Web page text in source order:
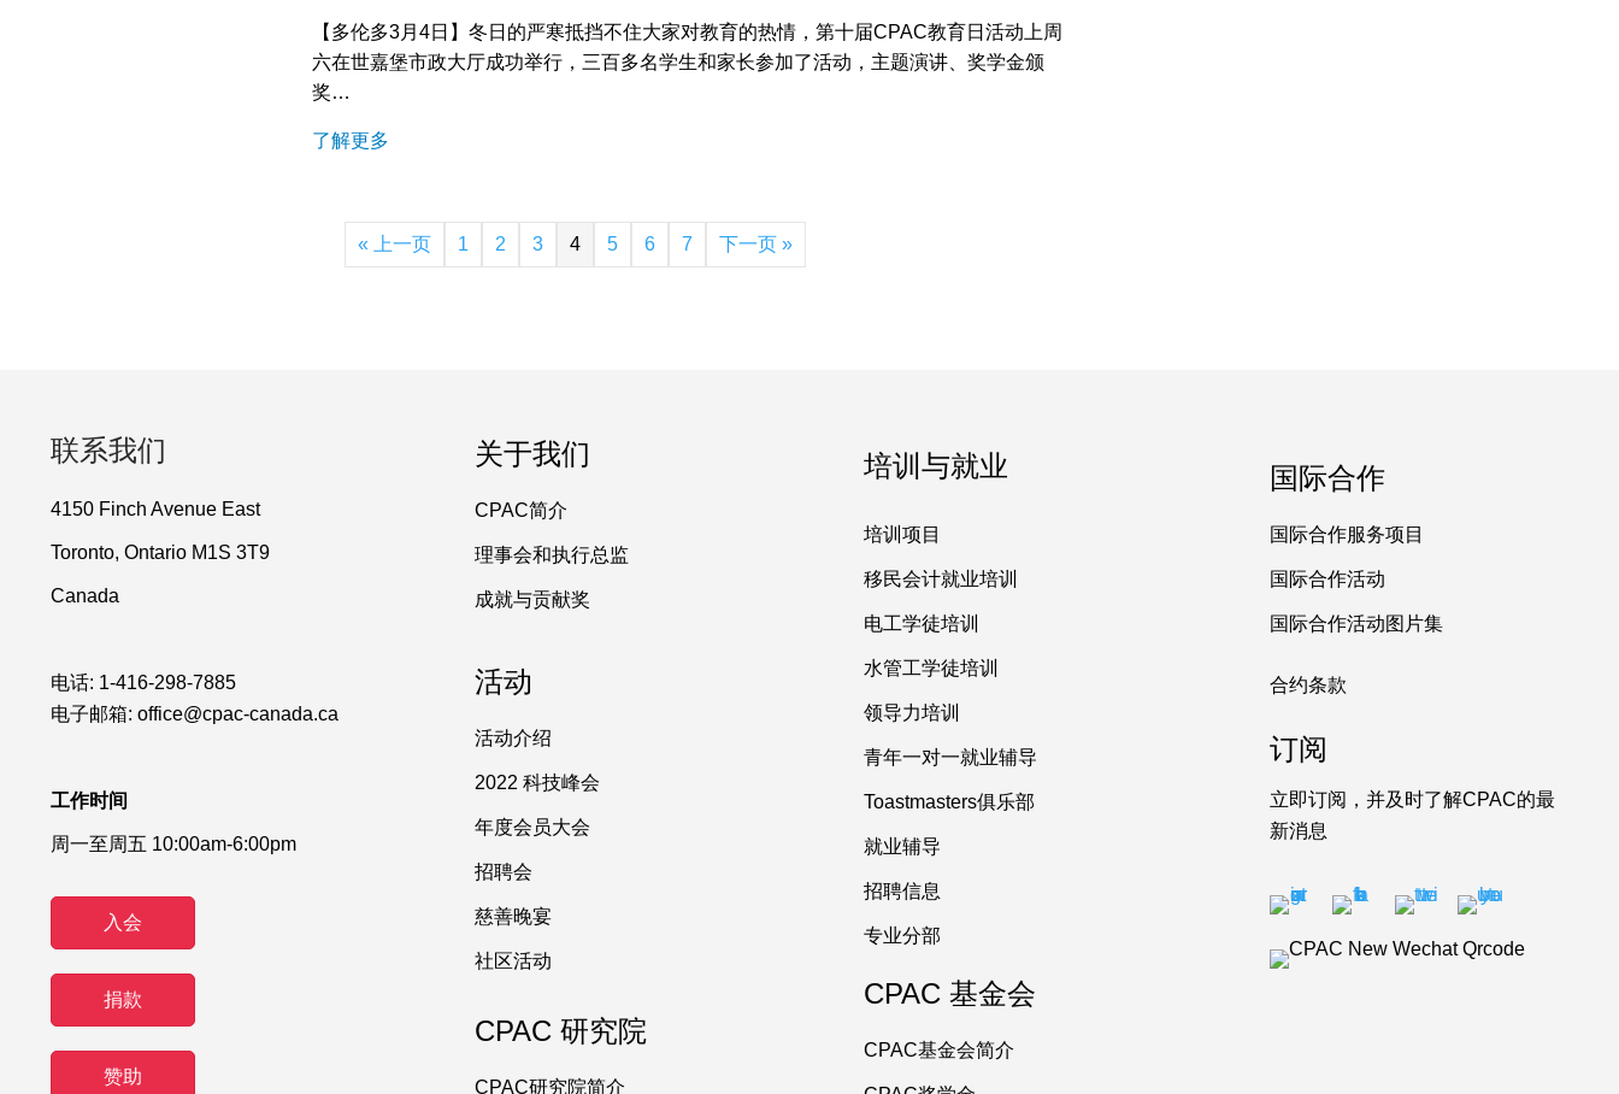
【多伦多3月4日】冬日的严寒抵挡不住大家对教育的热情，第十届CPAC教育日活动上周
六在世嘉堡市政大厅成功举行，三百多名学生和家长参加了活动，主题演讲、奖学金颁
奖…
了解更多
« 上一页 1 2 3 4 5 6 7 下一页 »
联系我们
4150 Finch Avenue East
Toronto, Ontario M1S 3T9
Canada
电话: 1-416-298-7885
电子邮箱: office@cpac-canada.ca
工作时间
周一至周五 10:00am-6:00pm
入会
捐款
赞助
关于我们
CPAC简介
理事会和执行总监
成就与贡献奖
活动
活动介绍
2022 科技峰会
年度会员大会
招聘会
慈善晚宴
社区活动
CPAC 研究院
CPAC研究院简介
培训与就业
培训项目
移民会计就业培训
电工学徒培训
水管工学徒培训
领导力培训
青年一对一就业辅导
Toastmasters俱乐部
就业辅导
招聘信息
专业分部
CPAC 基金会
CPAC基金会简介
国际合作
国际合作服务项目
国际合作活动
国际合作活动图片集
合约条款
订阅
立即订阅，并及时了解CPAC的最
新消息